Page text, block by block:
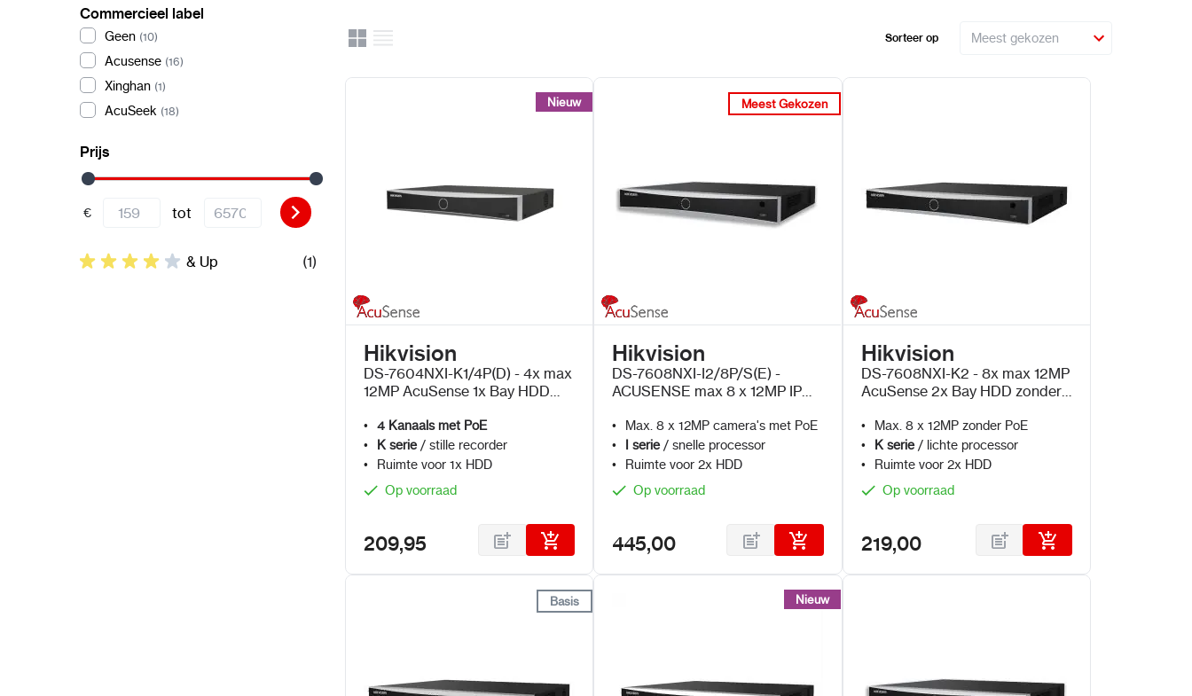
Commercieel label
Geen (10)
Acusense (16)
Xinghan (1)
AcuSeek (18)
Prijs
€ tot
& Up (1)
Uitzicht
Rooster
Lijst Sorteer op
Nieuw
Nieuw
Hikvision
DS-7604NXI-K1/4P(D) - 4x max
12MP AcuSense 1x Bay HDD
4 Kanaals met PoE
K serie/ stille recorder
Ruimte voor 1x HDD
Op voorraad
209,95
Meest Gekozen
Meest Gekozen
Hikvision
DS-7608NXI-I2/8P/S(E) -
ACUSENSE max 8 x 12MP IP
Max. 8 x 12MP camera's met PoE
I serie/ snelle processor
Ruimte voor 2x HDD
Op voorraad
445,00
Hikvision
DS-7608NXI-K2 - 8x max 12MP
AcuSense 2x Bay HDD zonder
Max. 8 x 12MP zonder PoE
K serie/ lichte processor
Ruimte voor 2x HDD
Op voorraad
219,00
Basis
Basis Nieuw
Nieuw